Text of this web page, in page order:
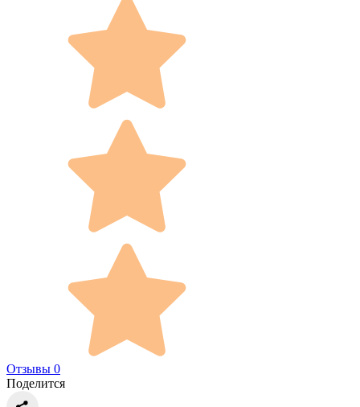
Отзывы 0
Поделится